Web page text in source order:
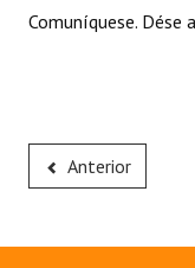
Comuníquese. Dése
Anterior